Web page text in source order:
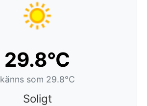
29.8°C
känns som 29.8°C
Soligt